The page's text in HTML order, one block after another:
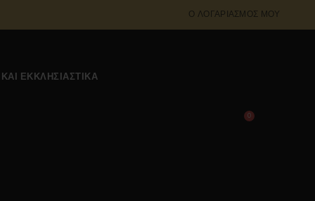
Ο ΛΟΓΑΡΙΑΣΜΌΣ ΜΟΥ
ΕΚΚΛΗΣΙΑΣΤΙΚΆ
0